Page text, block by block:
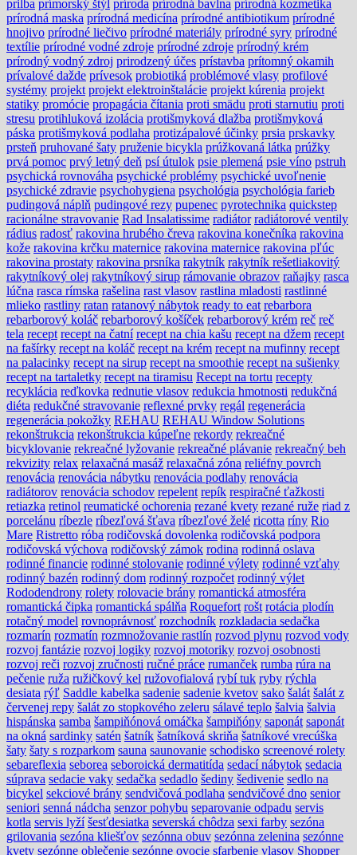
prilba prímorský štýl príroda prírodná bavlna prírodná kozmetika
prírodná maska prírodná medicína prírodné antibiotikum prírodné
hnojivo prírodné liečivo prírodné materiály prírodné syry prírodné
textílie prírodné vodné zdroje prírodné zdroje prírodný krém
prírodný vodný zdroj prirodzený účes prístavba prítomný okamih
prívalové dažde prívesok probiotiká problémové vlasy profilové
systémy projekt projekt elektroinštalácie projekt kúrenia projekt
statiky promócie propagácia čítania proti smädu proti starnutiu proti
stresu protihluková izolácia protišmyková dlažba protišmyková
páska protišmyková podlaha protizápalové účinky prsia prskavky
prsteň pruhované šaty pruženie bicykla prúžkovaná látka prúžky
prvá pomoc prvý letný deň psí útulok psie plemená psie víno pstruh
psychická rovnováha psychické problémy psychické uvoľnenie
psychické zdravie psychohygiena psychológia psychológia farieb
pudingová náplň pudingové rezy pupenec pyrotechnika quickstep
racionálne stravovanie Rad Insalatissime radiátor radiátorové ventily
rádius radosť rakovina hrubého čreva rakovina konečníka rakovina
kože rakovina krčku maternice rakovina maternice rakovina pľúc
rakovina prostaty rakovina prsníka rakytník rakytník rešetliakovitý
rakytníkový olej rakytníkový sirup rámovanie obrazov raňajky rasca
lúčna rasca rímska rašelina rast vlasov rastlina mladosti rastlinné
mlieko rastliny ratan ratanový nábytok ready to eat rebarbora
rebarborový koláč rebarborový košíček rebarborový krém reč reč
tela recept recept na čatní recept na chia kašu recept na džem recept
na fašírky recept na koláč recept na krém recept na mufinny recept
na palacinky recept na sirup recept na smoothie recept na sušienky
recept na tartaletky recept na tiramisu Recept na tortu recepty
recyklácia reďkovka rednutie vlasov redukcia hmotnosti redukčná
diéta redukčné stravovanie reflexné prvky regál regenerácia
regenerácia pokožky REHAU REHAU Window Solutions
rekonštrukcia rekonštrukcia kúpeľne rekordy rekreačné
bicyklovanie rekreačné lyžovanie rekreačné plávanie rekreačný beh
rekvizity relax relaxačná masáž relaxačná zóna reliéfny povrch
renovácia renovácia nábytku renovácia podlahy renovácia
radiátorov renovácia schodov repelent repík respiračné ťažkosti
retiazka retinol reumatické ochorenia rezané kvety rezané ruže riad z
porcelánu ríbezle ríbezľová šťava ríbezľové želé ricotta ríny Rio
Mare Ristretto róba rodičovská dovolenka rodičovská podpora
rodičovská výchova rodičovský zámok rodina rodinná oslava
rodinné financie rodinné stolovanie rodinné výlety rodinné vzťahy
rodinný bazén rodinný dom rodinný rozpočet rodinný výlet
Rododendrony rolety rolovacie brány romantická atmosféra
romantická čipka romantická spálňa Roquefort rošt rotácia plodín
rotačný model rovnoprávnosť rozchodník rozkladacia sedačka
rozmarín rozmatín rozmnožovanie rastlín rozvod plynu rozvod vody
rozvoj fantázie rozvoj logiky rozvoj motoriky rozvoj osobnosti
rozvoj reči rozvoj zručnosti ručné práce rumanček rumba rúra na
pečenie ruža ružičkový kel ružovofialová rybí tuk ryby rýchla
desiata rýľ Saddle kabelka sadenie sadenie kvetov sako šalát šalát z
červenej repy šalát zo stopkového zeleru sálavé teplo šalvia šalvia
hispánska samba šampiňónová omáčka šampiňóny saponát saponát
na okná sardinky satén šatník šatníková skriňa šatníkové vrecúška
šaty šaty s rozparkom sauna saunovanie schodisko screenové rolety
sebareflexia seborea seboroická dermatitída sedací nábytok sedacia
súprava sedacie vaky sedačka sedadlo šediny šedivenie sedlo na
bicykel sekciové brány sendvičová podlaha sendvičové dno senior
seniori senná nádcha senzor pohybu separovanie odpadu servis
kotla servis lyží šesťdesiatka severská chôdza sexi farby sezóna
grilovania sezóna kliešťov sezónna obuv sezónna zelenina sezónne
kvety sezónne oblečenie sezónne ovocie sfarbenie vlasov Shopper